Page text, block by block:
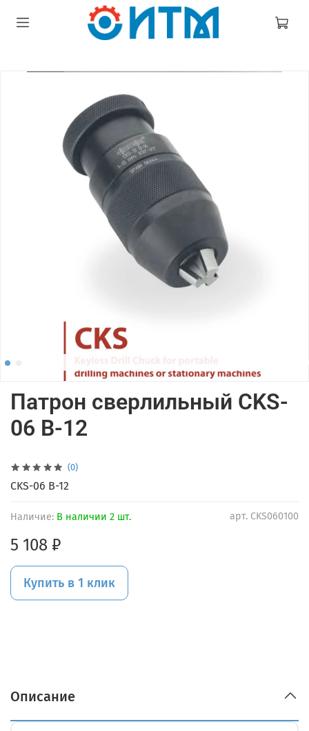
(0)
арт. CKS060100
Наличие: В наличии 2 шт.
Патрон сверлильный CKS-
06 B-12
5 108 ₽
Купить в 1 клик
CKS-06 B-12
Описание